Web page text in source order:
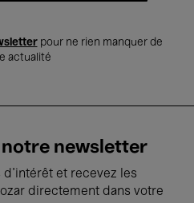
pour ne rien manquer de
actualité
newsletter
d'intérêt et recevez les
directement dans votre